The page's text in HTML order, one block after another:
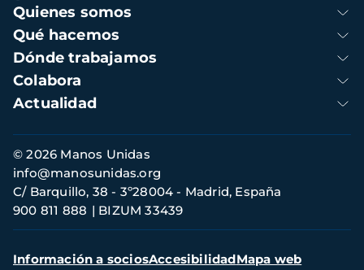
Navegación
principal
Quienes somos
Qué hacemos
Dónde trabajamos
Colabora
Actualidad
Información
de
contacto
© 2026 Manos Unidas
C/ Barquillo, 38 - 3º28004 - Madrid, España
900 811 888
BIZUM 33439
info@manosunidas.org
Menú
Información a sociosAccesibilidadMapa web